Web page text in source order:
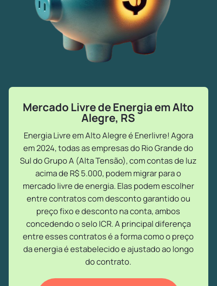
Mercado Livre de Energia em Alto
Alegre, RS
Energia Livre em Alto Alegre é Enerlivre! Agora
em 2024, todas as empresas do Rio Grande do
Sul do Grupo A (Alta Tensão), com contas de luz
acima de R$ 5.000, podem migrar para o
mercado livre de energia. Elas podem escolher
entre contratos com desconto garantido ou
preço fixo e desconto na conta, ambos
concedendo o selo ICR. A principal diferença
entre esses contratos é a forma como o preço
da energia é estabelecido e ajustado ao longo
do contrato.